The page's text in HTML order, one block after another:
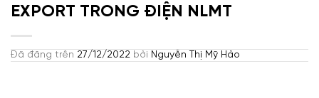
EXPORT TRONG ĐIỆN NLMT
Đã đăng trên 27/12/2022 bởi Nguyễn Thị Mỹ Hảo